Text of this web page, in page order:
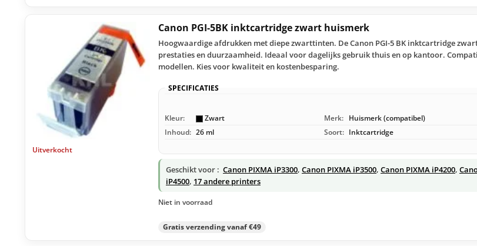
Uitverkocht
Canon PGI-5BK inktcartridge zwart huismerk
Hoogwaardige afdrukken met diepe zwarttinten. De Canon PGI-5 BK inktcartridge
prestaties en duurzaamheid. Ideaal voor dagelijks gebruik thuis en op kantoor.
modellen. Kies voor kwaliteit en kostenbesparing.
SPECIFICATIES
Kleur: Zwart Merk: Huismerk (compatibel)
Inhoud: 26 ml Soort: Inktcartridge
Geschikt voor : Canon PIXMA iP3300, Canon PIXMA iP3500, Canon PIXMA iP4200,
iP4500, 17 andere printers
Niet in voorraad
Gratis verzending vanaf €49